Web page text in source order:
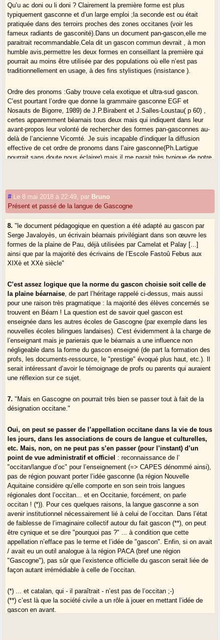
Qu’u ac doni ou li doni ? Clairement la première forme est plus
typiquement gasconne et d’un large emploi ;la seconde est ou était
pratiquée dans des terroirs proches des zones occitanes (voir les
fameux radiants de gasconité).Dans un document pan-gascon,elle me
paraitrait recommandable.Cela dit un gascon commun devrait , à mon
humble avis,permettre les deux formes en conseillant la première qui
pourrait au moins être utilisée par des populations où elle n’est pas
traditionnellement en usage, à des fins stylistiques (insistance ).
Ordre des pronoms :Gaby trouve cela exotique et ultra-sud gascon.
C’est pourtant l’ordre que donne la grammaire gasconne EGF et
Nosauts de Bigorre, 1989) de J.P.Birabent et J.Salles-Loustau( p 60) ,
certes apparemment béarnais tous deux mais qui indiquent dans leur
avant-propos leur volonté de rechercher des formes pan-gasconnes au-
delà de l’ancienne Vicomté. Je suis incapable d’indiquer la diffusion
effective de cet ordre de pronoms dans l’aire gasconne(Ph.Lartigue
pourrait sans doute nous éclairer) mais il me parait très typique de notre
,peut-être par un gallicisme inconscient.
le second nettement plus général.Je partage là-dessus a priori l’opinion
de Gaby .Idem pour sudadera et consorts(la "sarpa" est pour moi une
serpe ) ...
# Le 8 mai 2018 à 22:49 par Bruno
Présent et passé de la langue de Gascogne
8. "le document pédagogique en question a été adapté au gascon par
Serge Javaloyès, un écrivain béarnais privilégiant dans son œuvre les
formes de la plaine de Pau, déjà utilisées par Camelat et Palay [...]
ainsi que par la majorité des écrivains de l’Escole Fastoû Febus aux
XIXè et XXè siècle"
C’est assez logique que la norme du gascon choisie soit celle de
la plaine béarnaise , de part l’héritage rappelé ci-dessus, mais aussi
pour une raison très pragmatique : la majorité des élèves concernés se
trouvent en Béarn ! La question est de savoir quel gascon est
enseignée dans les autres écoles de Gascogne (par exemple dans les
nouvelles écoles bilingues landaises). C’est évidemment à la charge de
l’enseignant mais je parierais que le béarnais a une influence non
négligeable dans la forme du gascon enseigné (de part la formation des
profs, les documents-ressource, le "prestige" évoqué plus haut, etc.). Il
serait intéressant d’avoir le témoignage de profs ou parents qui auraient
une réflexion sur ce sujet.
7. "Mais en Gascogne on pourrait très bien se passer tout à fait de la
désignation occitane."
Oui, on peut se passer de l’appellation occitane dans la vie de tous
les jours, dans les associations de cours de langue et culturelles,
etc. Mais, non, on ne peut pas s’en passer (pour l’instant) d’un
point de vue administratif et officiel : reconnaissance de l’
"occitan/langue d’oc" pour l’enseignement (=> CAPES dénommé ainsi),
pas de région pouvant porter l’idée gasconne (la région Nouvelle
Aquitaine considère qu’elle comporte en son sein trois langues
régionales dont l’occitan... et en Occitanie, forcément, on parle
occitan ! (*)). Pour ces quelques raisons, la langue gasconne a son
avenir institutionnel nécessairement lié à celui de l’occitan. Dans l’état
de faiblesse de l’imaginaire collectif autour du fait gascon (**), on peut
être cynique et se dire "pourquoi pas ?" ... à condition que cette
appellation n’efface pas le terme et l’idée de "gascon". Enfin, si on avait
/ avait eu un outil analogue à la région PACA (bref une région
"Gascogne"), pas sûr que l’existence officielle du gascon serait liée de
façon autant irrémédiable à celle de l’occitan.
(*) ... et catalan, qui - il paraîtrait - n’est pas de l’occitan ;-)
(**) c’est là que la société civile a un rôle à jouer en mettant l’idée de
gascon en avant.